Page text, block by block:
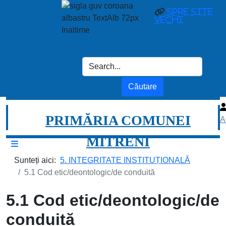
spre site
vechi
PRIMĂRIA COMUNEI
MITRENI
Sunteți aici: 5. INTEGRITATE INSTITUȚIONALĂ
5.1 Cod etic/deontologic/de conduită
5.1 Cod etic/deontologic/de
conduită